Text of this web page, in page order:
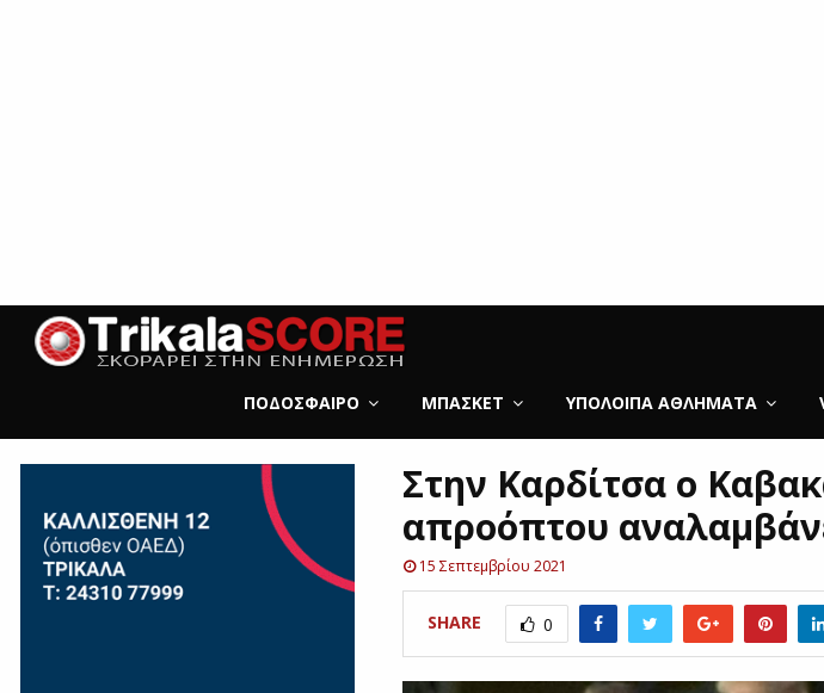
ΠΟΔΌΣΦΑΙΡΟ ΜΠΆΣΚΕΤ ΥΠΌΛΟΙΠΑ ΑΘΛΉΜΑΤΑ
Στην Καρδίτσα ο
απροόπτου
15 Σεπτεμβρίου 2021
SHARE 0